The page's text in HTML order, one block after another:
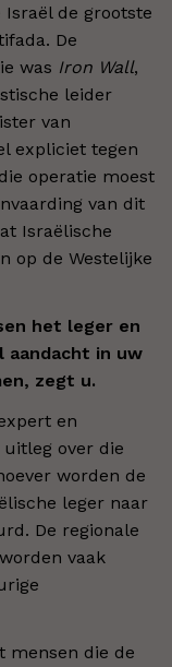
de grootste
De
was Iron Wall,
leider
van
expliciet tegen
operatie moest
van dit
Israëlische
op de Westelijke
het leger en
aandacht in uw
zegt u.
en
uitleg over die
worden de
leger naar
De regionale
vaak
mensen die de